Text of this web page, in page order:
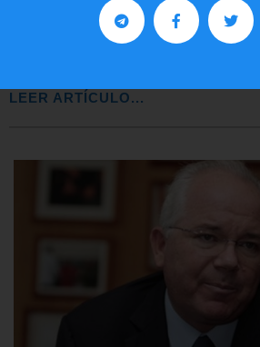
Preguntas frecuentes
LEER ARTÍCULO...